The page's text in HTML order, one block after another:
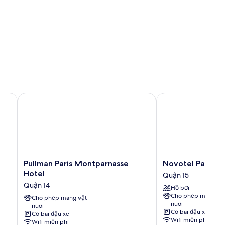
Pullman
Paris
Montparnasse
Hotel
Quận
Pullman Paris Montparnasse
Hotel
Quận 14
Cho phép mang vật
nuôi
Có bãi đậu xe
Wifi miễn phí
Pullman Paris Montparnasse Hotel
Novotel
Paris
Centre
Tour
Eiffel
Quận
15
Novotel Paris
Quận 15
Hồ bơi
Cho phép mang vật
nuôi
Có bãi đậu xe
Wifi miễn phí
Novotel Paris Centre